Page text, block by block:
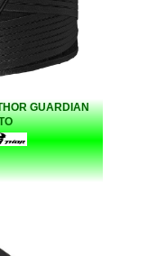
GUARDIAN